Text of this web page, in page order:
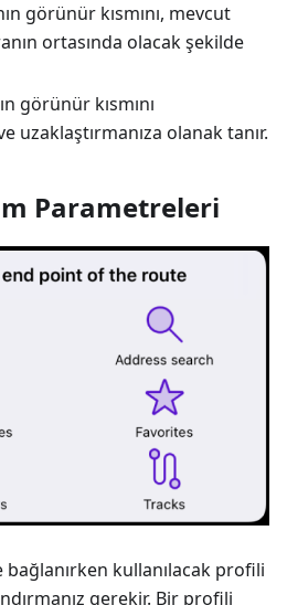
görünür kısmını, mevcut
ortasında olacak şekilde
görünür kısmını
uzaklaştırmanıza olanak tanır.
Parametreleri
bağlanırken kullanılacak profili
gerekir. Bir profili